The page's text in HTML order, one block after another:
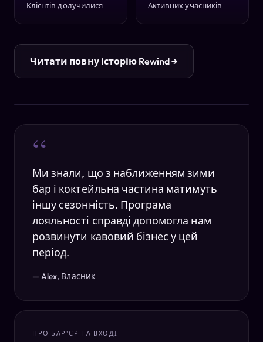
Клієнтів долучилися Активних учасників
Читати повну історію Rewind →
“
Ми знали, що з наближенням зими
бар і коктейльна частина матимуть
іншу сезонність. Програма
лояльності справді допомогла нам
розвинути кавовий бізнес у цей
період.
— Alex, Власник
ПРО БАР'ЄР НА ВХОДІ